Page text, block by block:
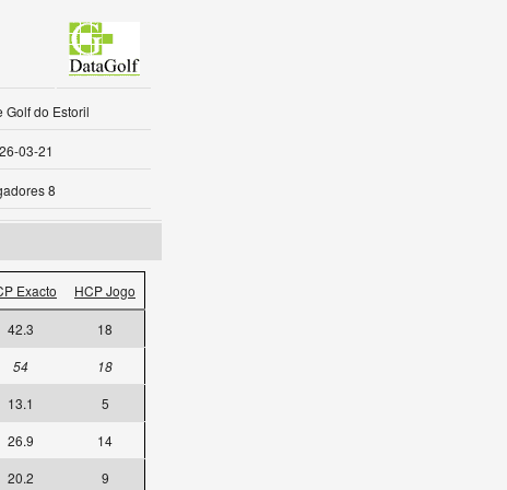
Golf do Estoril
03-21
8
Exacto HCP Jogo
42.3
18
54
18
13.1
5
26.9
14
20.2
9